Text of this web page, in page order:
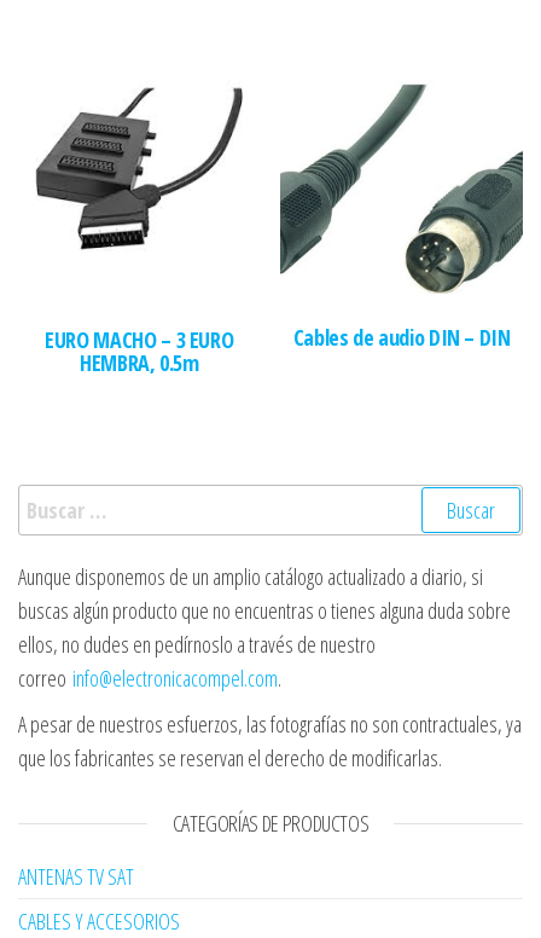
EURO MACHO – 3 EURO
HEMBRA, 0.5m
Cables de audio DIN – DIN
Buscar:
Aunque disponemos de un amplio catálogo actualizado a diario, si
buscas algún producto que no encuentras o tienes alguna duda sobre
ellos, no dudes en pedírnoslo a través de nuestro
correo info@electronicacompel.com.
A pesar de nuestros esfuerzos, las fotografías no son contractuales, ya
que los fabricantes se reservan el derecho de modificarlas.
CATEGORÍAS DE PRODUCTOS
ANTENAS TV SAT
CABLES Y ACCESORIOS